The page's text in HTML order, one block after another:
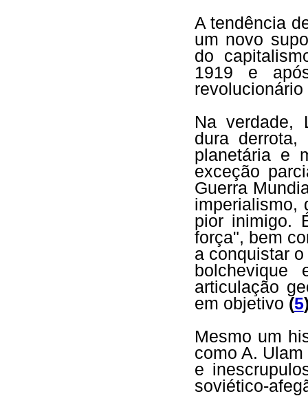
A tendência
um novo
do
1919 e
Na verdade,
dura
planetária e
exceção
Guerra
imperialismo,
pior inimigo.
força", bem
a conquistar
articulação
em objetivo (5
Mesmo um
como A.
e
soviético-